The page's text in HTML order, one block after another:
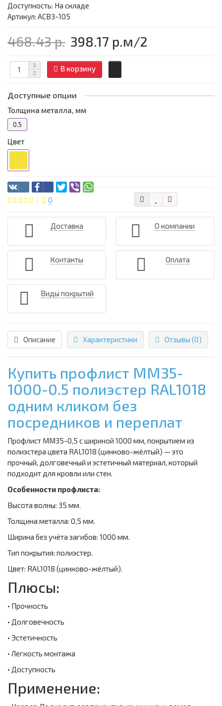
Доступность: На складе
Артикул: АСВ3-105
468.43 р. 398.17 р.м/2
В корзину
Доступные опции
Толщина металла, мм
0.5
Цвет
0
Доставка О компании
Контакты Оплата
Виды покрытий
Описание Характеристики Отзывы (0)
Купить профлист ММ35-
1000-0.5 полиэстер RAL1018
одним кликом без
посредников и переплат
Профлист ММ35-0,5 с шириной 1000 мм, покрытием из
полиэстера цвета RAL1018 (цинково-жёлтый) — это
прочный, долговечный и эстетичный материал, который
подходит для кровли или стен.
Особенности профлиста:
Высота волны: 35 мм.
Толщина металла: 0,5 мм.
Ширина без учёта загибов: 1000 мм.
Тип покрытия: полиэстер.
Цвет: RAL1018 (цинково-жёлтый).
Плюсы:
• Прочность
• Долговечность
• Эстетичность
• Легкость монтажа
• Доступность
Применение: